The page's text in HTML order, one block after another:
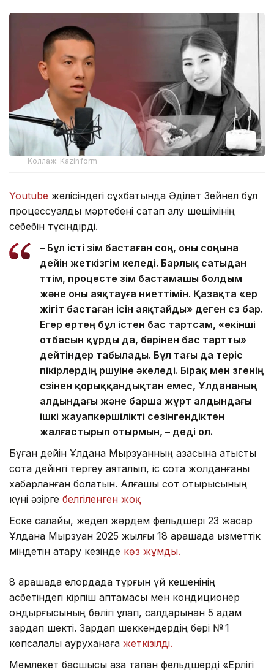
Коллаж: Kazinform
Youtube желісіндегі сұхбатында Әділет Зейнел бұл
процессуалдық мәртебені сақтап қалу шешімінің
себебін түсіндірді.
– Бұл істі өзім бастаған соң, оны соңына
дейін жеткізгім келеді. Барлық сатыдан
өттім, процесте өзім бастамашы болдым
және оны аяқтауға ниеттімін. Қазақта «ер
жігіт бастаған ісін аяқтайды» деген сөз бар.
Егер ертең бұл істен бас тартсам, «екінші
отбасын құрды да, бәрінен бас тартты»
дейтіндер табылады. Бұл тағы да теріс
пікірлердің өршуіне әкеледі. Бірақ мен өзгенің
сөзінен қорыққандықтан емес, Ұлдананың
алдындағы және барша жұрт алдындағы
ішкі жауапкершілікті сезінгендіктен
жалғастырып отырмын, – деді ол.
Бұған дейін Ұлдана Мырзуанның қазасына қатысты
сотқа дейінгі тергеу аяқталып, іс сотқа жолданғаны
хабарланған болатын. Алғашқы сот отырысының
күні әзірге белгіленген жоқ.
Еске салайық, жедел жәрдем фельдшері 23 жасар
Ұлдана Мырзуан 2025 жылғы 18 қарашада қызметтік
міндетін атқару кезінде көз жұмды.
8 қарашада елордада тұрғын үй кешенінің
қасбетіндегі кірпіш қаптамасы мен кондиционер
қондырғысының бөлігі құлап, салдарынан 5 адам
зардап шекті. Зардап шеккендердің бәрі № 1
көпсалалы ауруханаға жеткізілді.
Мемлекет басшысы қаза тапқан фельдшерді «Ерлігі